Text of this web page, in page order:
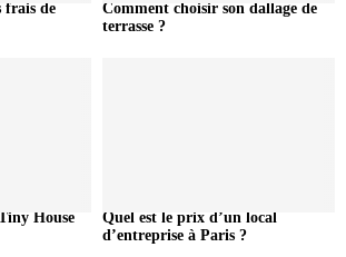
frais de
Comment choisir son dallage de
terrasse ?
House
Quel est le prix d’un local
d’entreprise à Paris ?